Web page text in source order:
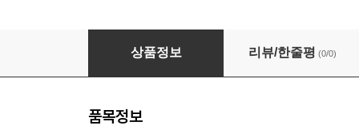
바흐: 바이올린과 하프시코드를 위한 소나타
상품정보 리뷰/한줄평 (0/0)
품목정보